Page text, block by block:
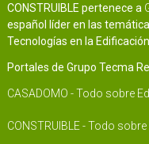
CONSTRUIBLE pertenece a
español líder en las
Tecnologías en la Edificación
Portales de Grupo Tecma
CASADOMO - Todo sobre
CONSTRUIBLE - Todo